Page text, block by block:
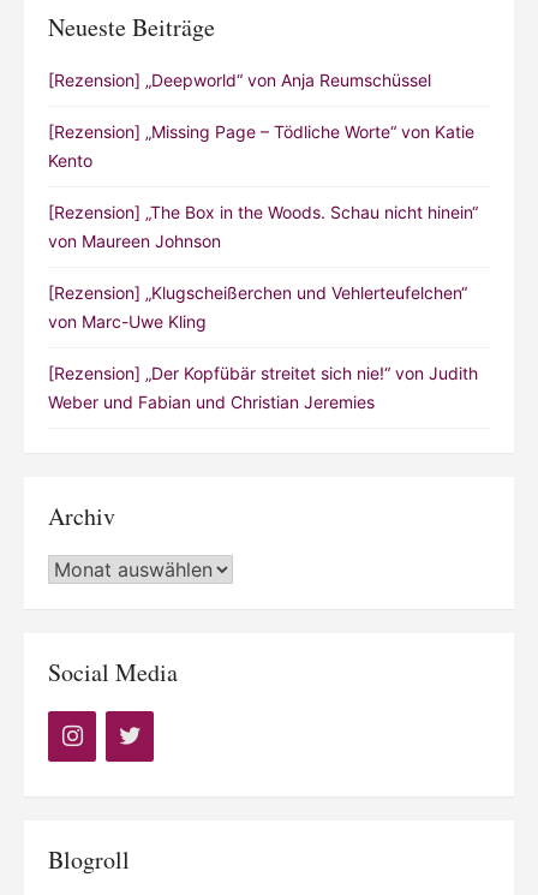
Neueste Beiträge
[Rezension] „Deepworld“ von Anja Reumschüssel
[Rezension] „Missing Page – Tödliche Worte“ von Katie
Kento
[Rezension] „The Box in the Woods. Schau nicht hinein“
von Maureen Johnson
[Rezension] „Klugscheißerchen und Vehlerteufelchen“
von Marc-Uwe Kling
[Rezension] „Der Kopfübär streitet sich nie!“ von Judith
Weber und Fabian und Christian Jeremies
Archiv
Archiv
Social Media
Blogroll